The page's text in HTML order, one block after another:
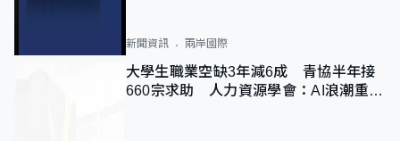
新聞資訊 兩岸國際
大學生職業空缺3年減6成 青協半年接
660宗求助 人力資源學會：AI浪潮重整